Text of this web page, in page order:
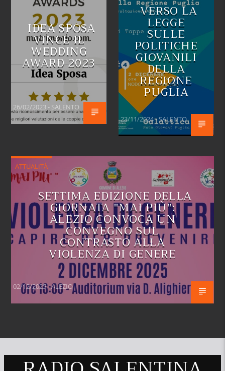
IDEA SPOSA
VINCE IL
WEDDING
AWARD 2023
26/02/2023 - SALENTO
VERSO LA
LEGGE
SULLE
POLITICHE
GIOVANILI
DELLA
REGIONE
PUGLIA
23/11/2024 - SALENTO
ATTUALITÀ
SETTIMA EDIZIONE DELLA
GIORNATA "MAI PIÙ":
ALEZIO CONVOCA UN
CONVEGNO SUL
CONTRASTO ALLA
VIOLENZA DI GENERE
02/12/2025 - ALEZIO